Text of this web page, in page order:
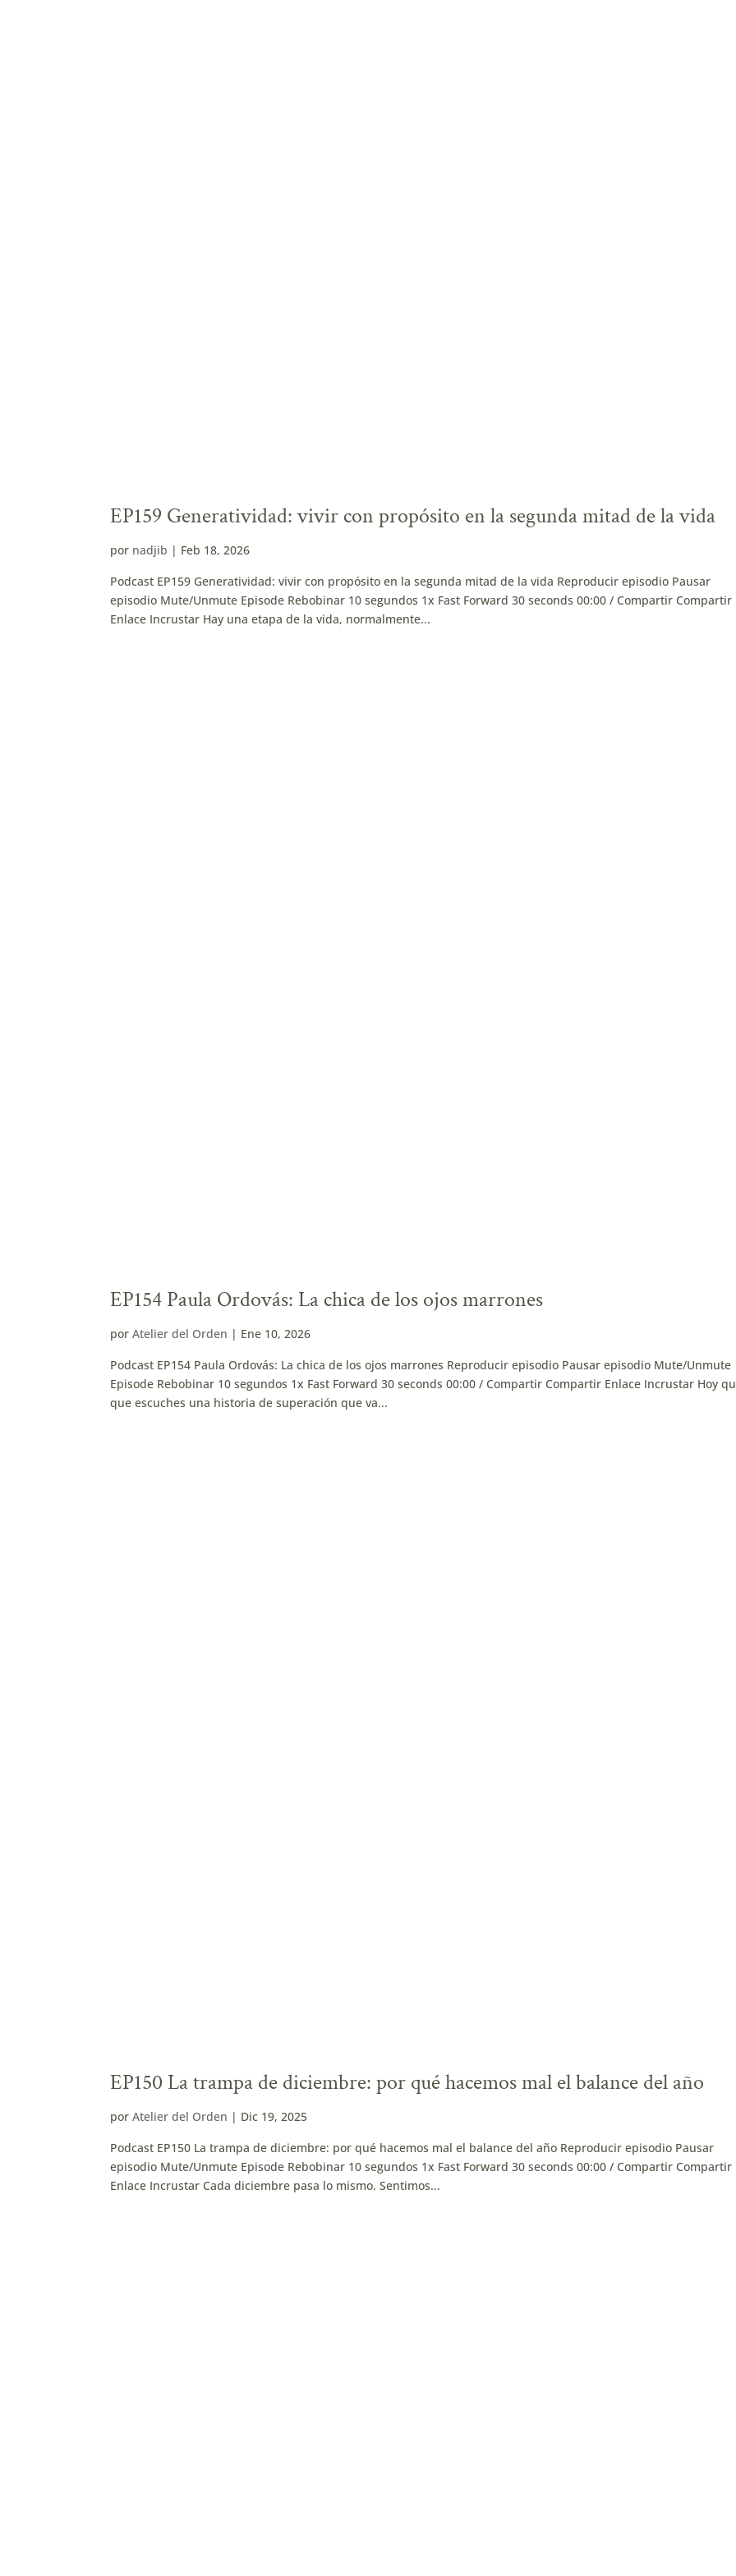
EP159 Generatividad: vivir con propósito en la segunda mitad de la vida
por nadjib | Feb 18, 2026
Podcast EP159 Generatividad: vivir con propósito en la segunda mitad de la vida Reproducir episodio Pausar
episodio Mute/Unmute Episode Rebobinar 10 segundos 1x Fast Forward 30 seconds 00:00 / Compartir Compartir
Enlace Incrustar Hay una etapa de la vida, normalmente...
EP154 Paula Ordovás: La chica de los ojos marrones
porAtelier del Orden | Ene 10, 2026
Podcast EP154 Paula Ordovás: La chica de los ojos marrones Reproducir episodio Pausar episodio Mute/Unmute
Episode Rebobinar 10 segundos 1x Fast Forward 30 seconds 00:00 / Compartir Compartir Enlace Incrustar Hoy
que escuches una historia de superación que va...
EP150 La trampa de diciembre: por qué hacemos mal el balance del año
porAtelier del Orden | Dic 19, 2025
Podcast EP150 La trampa de diciembre: por qué hacemos mal el balance del año Reproducir episodio Pausar
episodio Mute/Unmute Episode Rebobinar 10 segundos 1x Fast Forward 30 seconds 00:00 / Compartir Compartir
Enlace Incrustar Cada diciembre pasa lo mismo. Sentimos...